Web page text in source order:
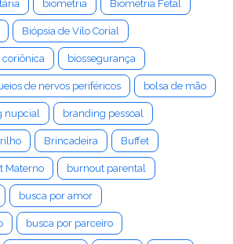
biometria Biometria Fetal
Biópsia de Vilo Corial
coriônica biossegurança
de nervos periféricos bolsa de mão
nupcial branding pessoal
Brincadeira Buffet
Materno burnout parental
busca por amor
busca por parceiro